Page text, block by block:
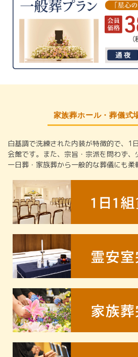
家族葬ホール・葬儀式
白基調で洗練された内装が特徴的で、1
会館です。また、宗旨・宗派を問わず、
一日葬・家族葬から一般的な葬儀にも柔